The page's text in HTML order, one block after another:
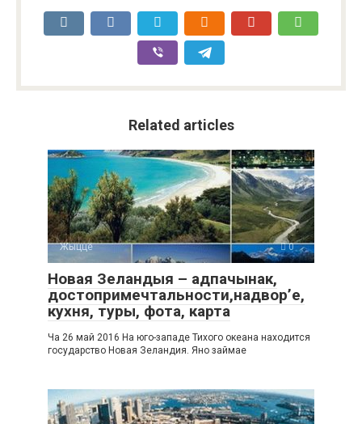
Related articles
Жыццё 0
Новая Зеландыя – адпачынак,
достопримечтальности,надвор’е,
кухня, туры, фота, карта
Ча 26 май 2016 На юго-западе Тихого океана находится
государство Новая Зеландия. Яно займае